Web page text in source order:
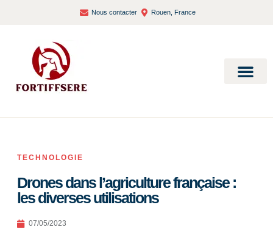
Nous contacter Rouen, France
TECHNOLOGIE
Drones dans l’agriculture française :
les diverses utilisations
07/05/2023